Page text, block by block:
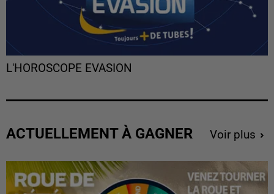
L'HOROSCOPE EVASION
ACTUELLEMENT À GAGNER Voir plus